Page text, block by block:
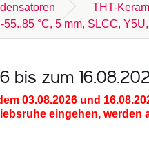
THT-
°C, 5 mm, SLCC, Y5U,
bis zum
03.08.2026 und
eingehen, werden